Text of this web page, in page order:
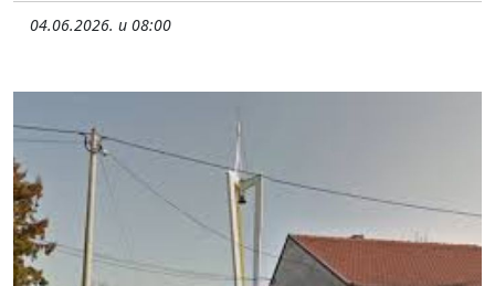
04.06.2026. u 08:00